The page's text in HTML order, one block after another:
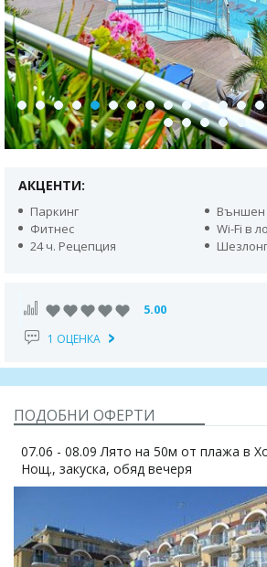
АКЦЕНТИ:
Паркинг
Външен
Фитнес
Wi-Fi в
24 ч. Рецепция
5.00
1 ОЦЕНКА
ПОДОБНИ ОФЕРТИ
07.06 - 08.09 Лято на 50м от плажа в
Нощ., закуска, обяд вечеря